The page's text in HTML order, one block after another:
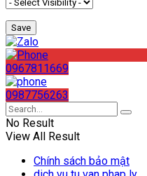
0967811669
0987756263
No Result
View All Result
Chính sách bảo mật